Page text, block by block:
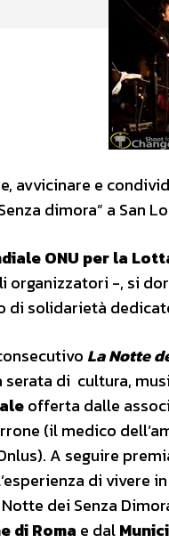
avvicinare e
dimora” a San
ONU per la
organizzatori -, si
di solidarietà
La Notte
serata di cultura,
offerta dalle
(il medico
A seguire
di vivere
dei Senza
di Roma e dal